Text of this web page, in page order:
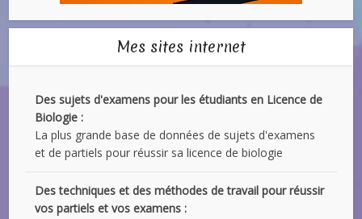
Mes sites internet
Des sujets d'examens pour les étudiants en Licence de
Biologie :
La plus grande base de données de sujets d'examens
et de partiels pour réussir sa licence de biologie
Des techniques et des méthodes de travail pour réussir
vos partiels et vos examens :